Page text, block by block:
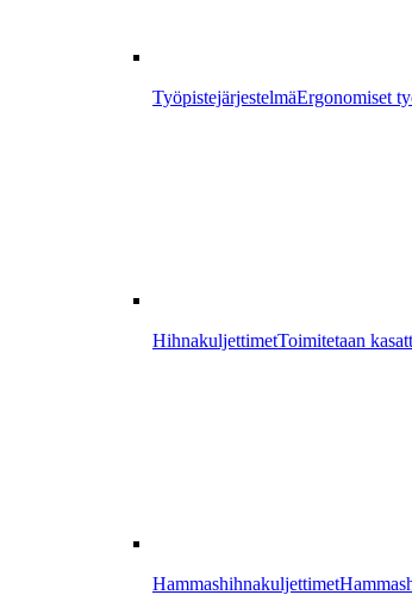
TyöpistejärjestelmäErgonomiset
HihnakuljettimetToimitetaan
Hammashihnakuljettimet